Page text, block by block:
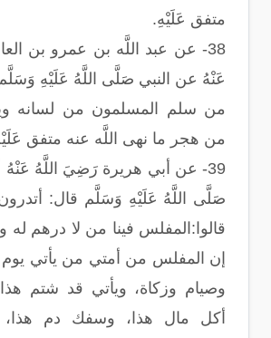
متفق عَلَيْهِ.
38- عن عبد اللَّه بن عمرو بن
عَنْهُ عن النبي صَلَّى اللَّهُ عَلَيْهِ
من سلم المسلمون من لسانه
من هجر ما نهى اللَّه عنه متفق
39- عن أبي هريرة رَضِيَ اللَّهُ
صَلَّى اللَّهُ عَلَيْهِ وَسَلَّم قال:
قالوا:المفلس فينا من لا درهم له
إن المفلس من أمتي من يأتي يوم
وصيام وزكاة، ويأتي قد شتم
أكل مال هذا، وسفك دم